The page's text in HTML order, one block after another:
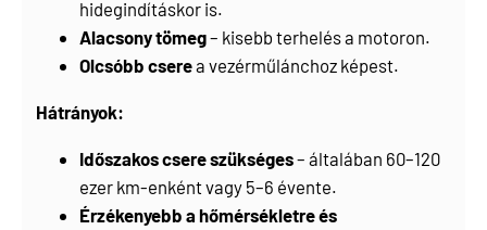
hidegindításkor is.
Alacsony tömeg– kisebb terhelés a motoron.
Olcsóbb cserea vezérműlánchoz képest.
Hátrányok:
Időszakos csere szükséges– általában 60–120
ezer km-enként vagy 5–6 évente.
Érzékenyebb a hőmérsékletre és